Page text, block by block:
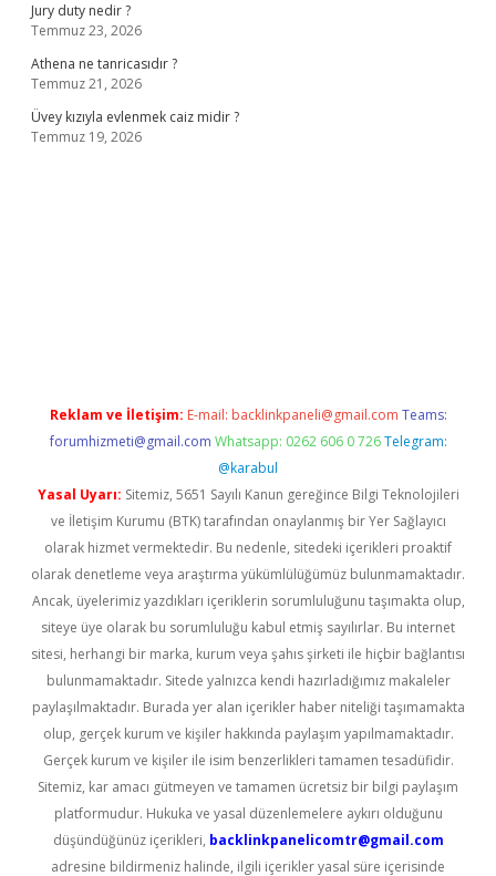
Jury duty nedir ?
Temmuz 23, 2026
Athena ne tanricasıdır ?
Temmuz 21, 2026
Üvey kızıyla evlenmek caiz midir ?
Temmuz 19, 2026
Reklam ve İletişim: E-mail: backlinkpaneli@gmail.com Teams:
forumhizmeti@gmail.com Whatsapp: 0262 606 0 726 Telegram:
@karabul
Yasal Uyarı: Sitemiz, 5651 Sayılı Kanun gereğince Bilgi Teknolojileri
ve İletişim Kurumu (BTK) tarafından onaylanmış bir Yer Sağlayıcı
olarak hizmet vermektedir. Bu nedenle, sitedeki içerikleri proaktif
olarak denetleme veya araştırma yükümlülüğümüz bulunmamaktadır.
Ancak, üyelerimiz yazdıkları içeriklerin sorumluluğunu taşımakta olup,
siteye üye olarak bu sorumluluğu kabul etmiş sayılırlar. Bu internet
sitesi, herhangi bir marka, kurum veya şahıs şirketi ile hiçbir bağlantısı
bulunmamaktadır. Sitede yalnızca kendi hazırladığımız makaleler
paylaşılmaktadır. Burada yer alan içerikler haber niteliği taşımamakta
olup, gerçek kurum ve kişiler hakkında paylaşım yapılmamaktadır.
Gerçek kurum ve kişiler ile isim benzerlikleri tamamen tesadüfidir.
Sitemiz, kar amacı gütmeyen ve tamamen ücretsiz bir bilgi paylaşım
platformudur. Hukuka ve yasal düzenlemelere aykırı olduğunu
düşündüğünüz içerikleri, backlinkpanelicomtr@gmail.com
adresine bildirmeniz halinde, ilgili içerikler yasal süre içerisinde